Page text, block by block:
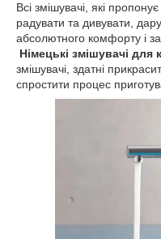
Всі змішувачі, які
радувати та дивувати,
абсолютного комфорту і
Німецькі змішувачі для
змішувачі, здатні
спростити процес